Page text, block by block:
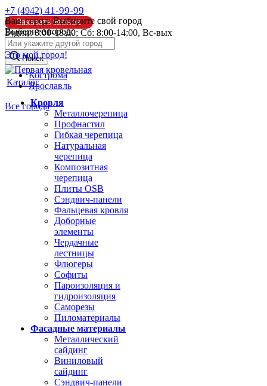
Ваш город: Выбирите свой город
Выберите город:
Это мой город!
Кострома
Ярославль
Все города
+7 (4942) 41-99-99
Заказать звонок
Будни: 8:00-18:00; Сб: 8:00-14:00, Вс-вых
info@pk44.ru
Поиск
Каталог
Кровля
Металлочерепица
Профнастил
Гибкая черепица
Натуральная
черепица
Композитная
черепица
Плиты OSB
Сэндвич-панели
Фальцевая кровля
Доборные
элементы
Чердачные
лестницы
Флюгеры
Софиты
Пароизоляция и
гидроизоляция
Саморезы
Пиломатериалы
Фасадные материалы
Металлический
сайдинг
Виниловый
сайдинг
Сэндвич-панели